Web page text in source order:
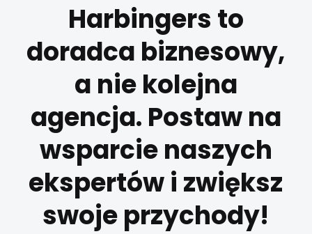
Harbingers to
doradca biznesowy,
a nie kolejna
agencja. Postaw na
wsparcie naszych
ekspertów i zwiększ
swoje przychody!